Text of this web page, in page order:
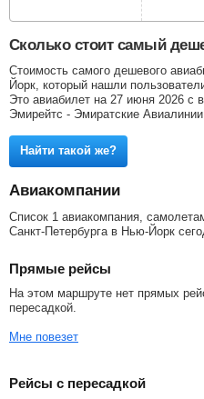
Сколько стоит самый
Стоимость самого дешевого
Йорк, который нашли
Это авиабилет на 27 июня 2026 с
Эмирейтс - Эмиратские Авиалинии.
Найти такой же?
Авиакомпании
Список 1 авиакомпания,
Санкт-Петербурга в Нью-Йорк
Прямые рейсы
На этом маршруте нет прямых
пересадкой.
Мне повезет
Рейсы с пересадкой